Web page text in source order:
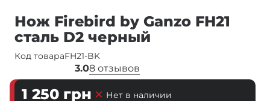
Нож Firebird by Ganzo FH21
сталь D2 черный
Код товараFH21-BK
3.08 отзывов
1 250 грн Нет в наличии